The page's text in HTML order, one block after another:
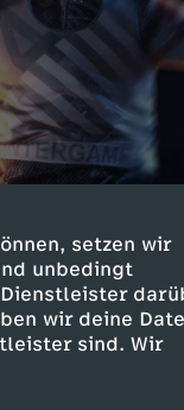
setzen wir
unbedingt
wir deine
sind. Wir